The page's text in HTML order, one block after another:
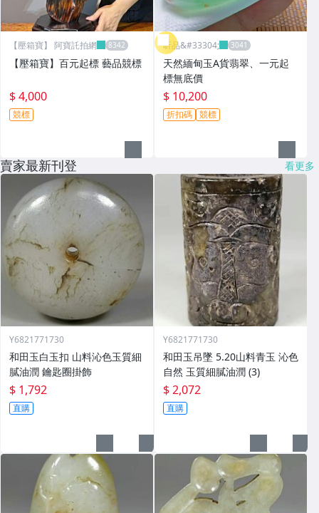
【壓箱寶】 阿寶託拍網
【壓箱寶】百元起標 藝品競標
$ 4,000
競標
昕品&#33304;
天然緬甸玉A貨翡翠、一元起
標無底價
$ 10,200
折扣碼 競標
賣家最新刊登 看更多
Y6821771730
和田玉白玉扣 山料沁色玉質細
膩油潤 鑰匙圈掛飾
$ 1,792
直購
Y6821771730
和田玉吊墜 5.20山料青玉 沁色
自然 玉質細膩油潤 (3)
$ 2,072
直購